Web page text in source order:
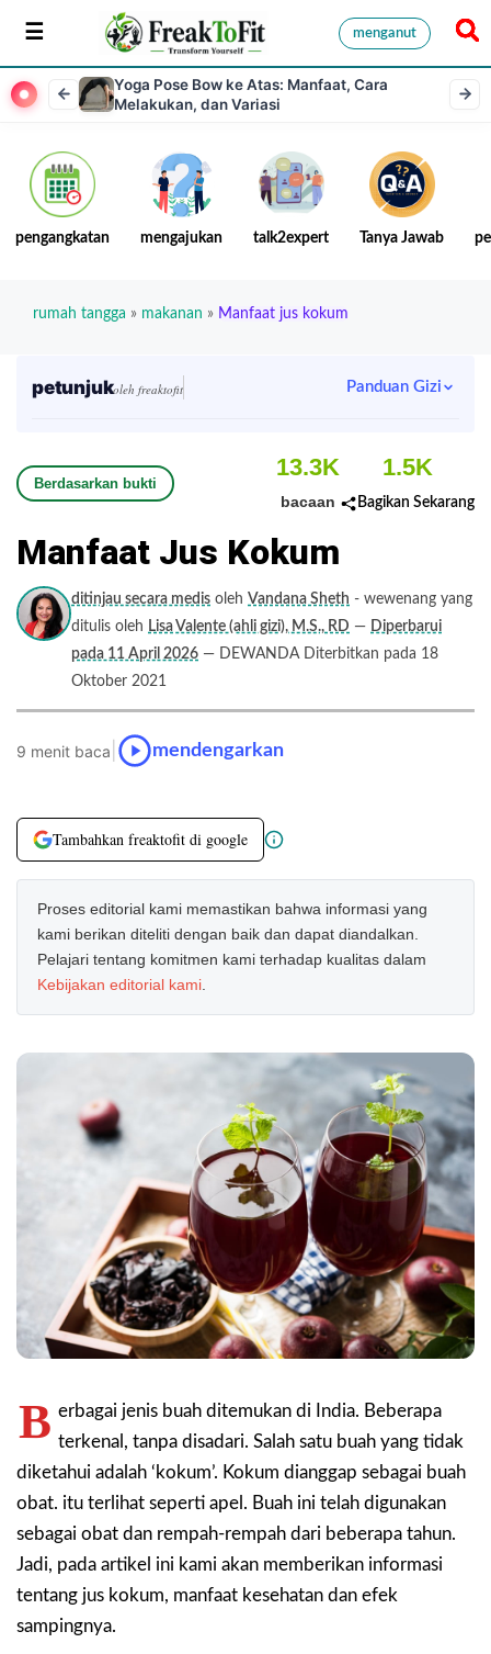
menganut
Yoga Pose Bow ke Atas: Manfaat, Cara
Melakukan, dan Variasi
pengangkatan mengajukan talk2expert Tanya Jawab
rumah tangga » makanan » Manfaat jus kokum
petunjukoleh freaktofit Panduan Gizi
Berdasarkan bukti
13.3K
bacaan
1.5K
Bagikan Sekarang
Manfaat Jus Kokum
ditinjau secara medis oleh Vandana Sheth - wewenang yang
ditulis oleh Lisa Valente (ahli gizi), M.S., RD — Diperbarui
pada 11 April 2026 — DEWANDA Diterbitkan pada 18
Oktober 2021
9 menit baca mendengarkan
Tambahkan freaktofit di google
Proses editorial kami memastikan bahwa informasi yang
kami berikan diteliti dengan baik dan dapat diandalkan.
Pelajari tentang komitmen kami terhadap kualitas dalam
Kebijakan editorial kami
B erbagai jenis buah ditemukan di India. Beberapa
terkenal, tanpa disadari. Salah satu buah yang tidak
diketahui adalah ‘kokum’. Kokum dianggap sebagai buah
obat. itu terlihat seperti apel. Buah ini telah digunakan
sebagai obat dan rempah-rempah dari beberapa tahun.
Jadi, pada artikel ini kami akan memberikan informasi
tentang jus kokum, manfaat kesehatan dan efek
sampingnya.